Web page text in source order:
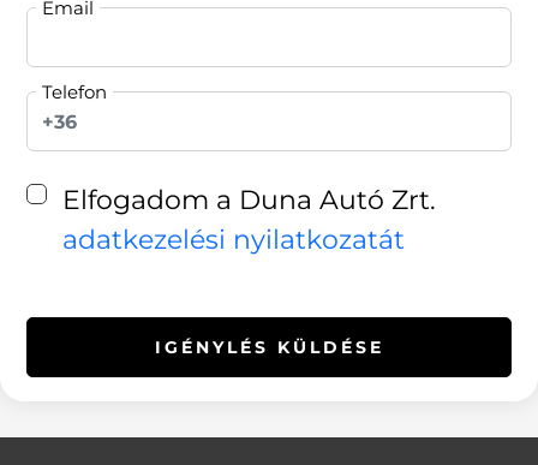
Email
Telefon
Elfogadom a Duna Autó Zrt.
adatkezelési nyilatkozatát
IGÉNYLÉS KÜLDÉSE